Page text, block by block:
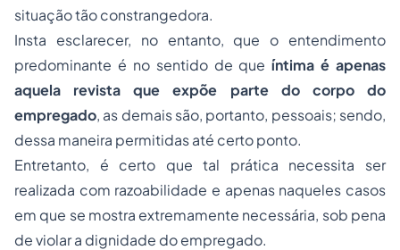
situação tão constrangedora.
Insta esclarecer, no entanto, que o entendimento
predominante é no sentido de queíntima é apenas
aquela revista que expõe parte do corpo do
empregado, as demais são, portanto, pessoais; sendo,
dessa maneira permitidas até certo ponto.
Entretanto, é certo que tal prática necessita ser
realizada com razoabilidade e apenas naqueles casos
em que se mostra extremamente necessária, sob pena
de violar a dignidade do empregado.